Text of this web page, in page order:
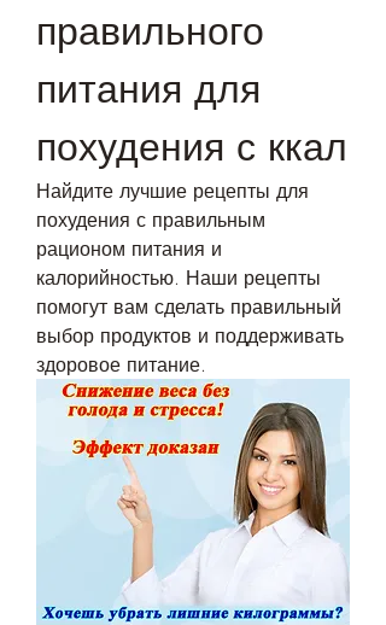
правильного
питания для
похудения с ккал
Найдите лучшие рецепты для
похудения с правильным
рационом питания и
калорийностью. Наши рецепты
помогут вам сделать правильный
выбор продуктов и поддерживать
здоровое питание.